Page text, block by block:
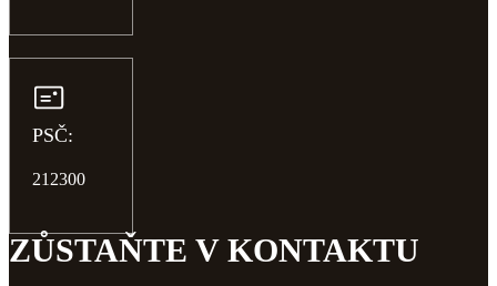
PSČ:
212300
ZŮSTAŇTE V KONTAKTU